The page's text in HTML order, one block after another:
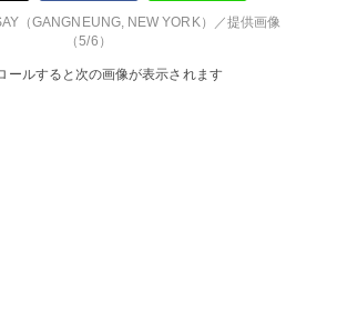
（GANGNEUNG, NEW YORK）／提供画像
（5/6）
ールすると次の画像が表示されます